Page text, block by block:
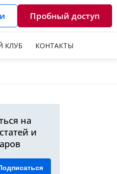
Пробный доступ
КЛУБ КОНТАКТЫ
на
и